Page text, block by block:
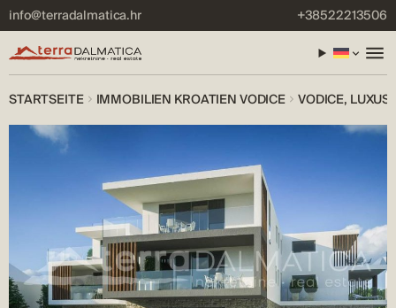
info@terradalmatica.hr +38522213506
STARTSEITE IMMOBILIEN KROATIEN VODICE VODICE,